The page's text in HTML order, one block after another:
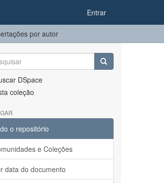
Entrar
por autor
DSpace
coleção
o repositório
e Coleções
data do documento